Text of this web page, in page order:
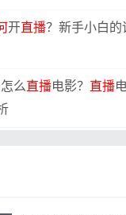
开直播？新手小白的
么直播电影？ 直播